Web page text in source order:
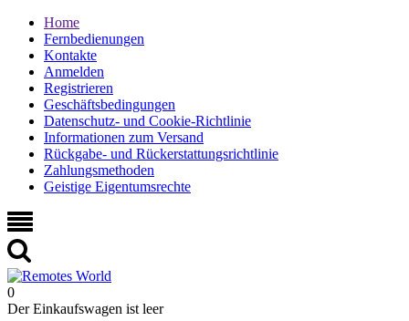
Home
Fernbedienungen
Kontakte
Anmelden
Registrieren
Geschäftsbedingungen
Datenschutz- und Cookie-Richtlinie
Informationen zum Versand
Rückgabe- und Rückerstattungsrichtlinie
Zahlungsmethoden
Geistige Eigentumsrechte
0
Der Einkaufswagen ist leer